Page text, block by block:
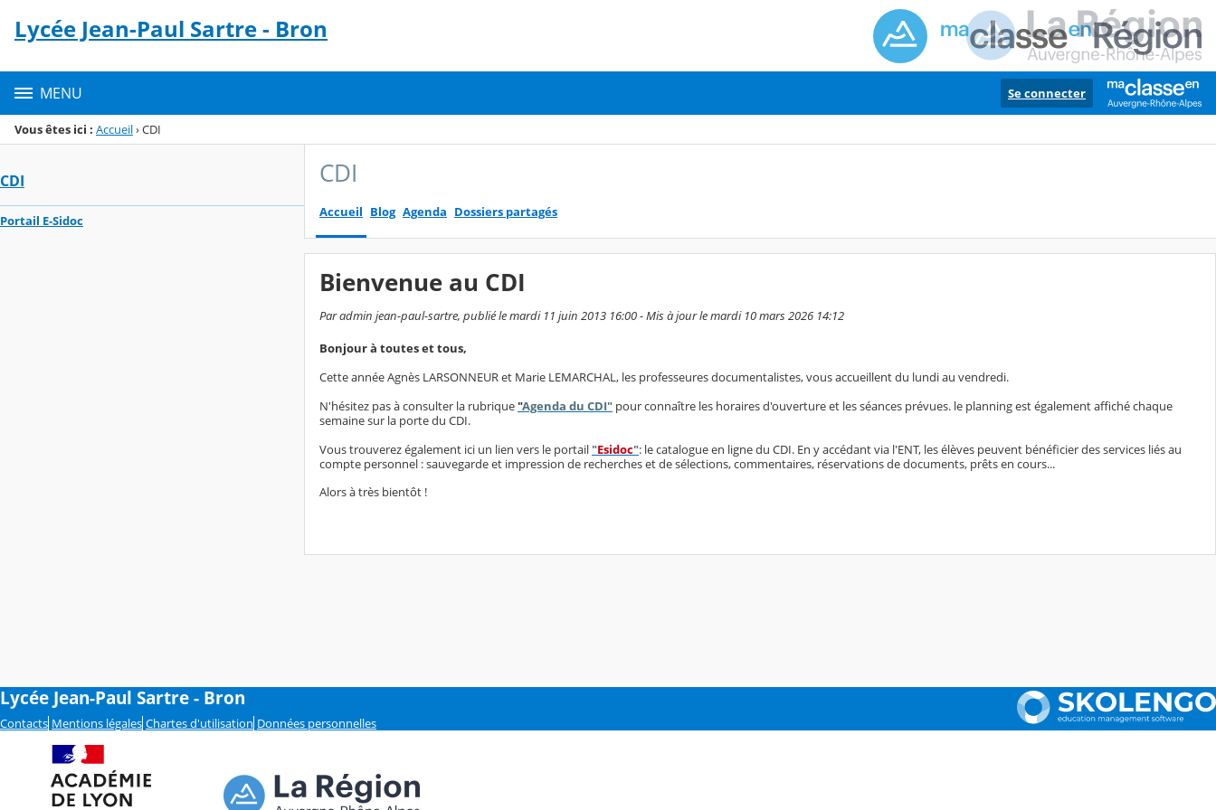
Menu de la rubrique
Contenu
Lycée Jean-Paul Sartre - Bron
MENU Se connecter
Vous êtes ici : Accueil›CDI
CDI
Portail E-Sidoc
CDI
Accueil Blog Agenda Dossiers partagés
Bienvenue au CDI
Par admin jean-paul-sartre, publié le mardi 11 juin 2013 16:00 - Mis à jour le mardi 10 mars 2026 14:12
Bonjour à toutes et tous,
Cette année Agnès LARSONNEUR et Marie LEMARCHAL, les professeures documentalistes, vous accueillent du lundi au vendredi.
N'hésitez pas à consulter la rubrique"Agenda du CDI" pour connaître les horaires d'ouverture et les séances prévues. le planning est également affiché chaque
semaine sur la porte du CDI.
Vous trouverez également ici un lien vers le portail "Esidoc": le catalogue en ligne du CDI. En y accédant via l'ENT, les élèves peuvent bénéficier des services liés au
compte personnel : sauvegarde et impression de recherches et de sélections, commentaires, réservations de documents, prêts en cours...
Alors à très bientôt !
Lycée Jean-Paul Sartre - Bron
Contacts Mentions légales Chartes d'utilisation Données personnelles